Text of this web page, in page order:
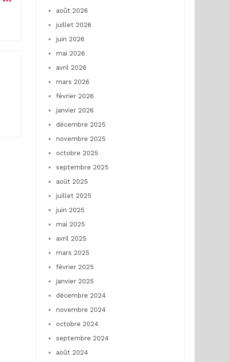
août 2026
juillet 2026
juin 2026
mai 2026
avril 2026
mars 2026
février 2026
janvier 2026
décembre 2025
novembre 2025
octobre 2025
septembre 2025
août 2025
juillet 2025
juin 2025
mai 2025
avril 2025
mars 2025
février 2025
janvier 2025
décembre 2024
novembre 2024
octobre 2024
septembre 2024
août 2024